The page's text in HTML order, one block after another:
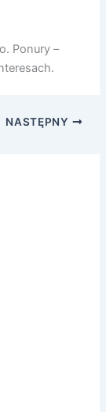
Ponury –
NASTĘPNY